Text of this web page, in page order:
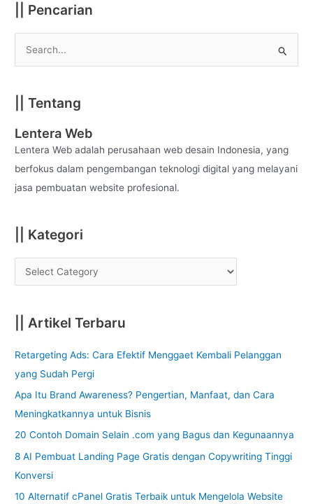
|| Pencarian
r
c
h
f
o
|| Tentang
Lentera Web
Lentera Web adalah perusahaan web desain Indonesia, yang
berfokus dalam pengembangan teknologi digital yang melayani
jasa pembuatan website profesional.
|| Kategori
|| Artikel Terbaru
Retargeting Ads: Cara Efektif Menggaet Kembali Pelanggan
yang Sudah Pergi
Apa Itu Brand Awareness? Pengertian, Manfaat, dan Cara
Meningkatkannya untuk Bisnis
20 Contoh Domain Selain .com yang Bagus dan Kegunaannya
8 AI Pembuat Landing Page Gratis dengan Copywriting Tinggi
Konversi
10 Alternatif cPanel Gratis Terbaik untuk Mengelola Website